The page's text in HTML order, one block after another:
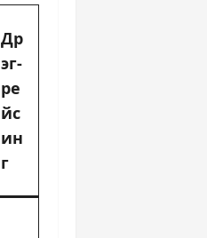
Др
эг-
ре
йс
ин
г